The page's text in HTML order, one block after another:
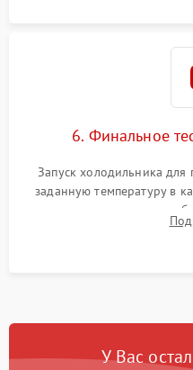
6. Финальное
Запуск холодильника
заданную температуру в
компрессора, отсутствия
срабатывания
У Вас